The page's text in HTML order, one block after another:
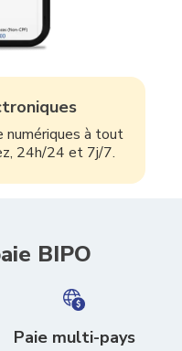
numériques à tout
24h/24 et 7j/7.
BIPO
Paie multi-pays